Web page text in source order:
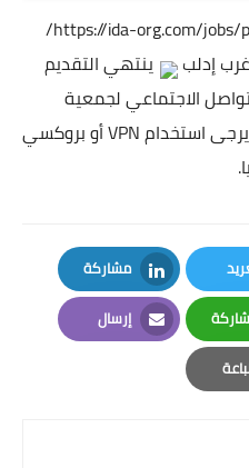
https://ida-org.com/jobs/
إدلب
ينتهي التقديم
الاجتماعي لجمعية
ملاحظة: يرجى استخدام VPN أو بروكسي
.
مشاركة
LinkedIn
إرسال
Email